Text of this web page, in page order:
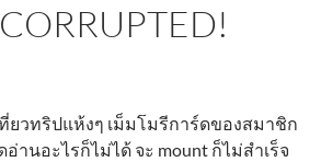
ยวทริปแห้งๆ เม็มโมรีการ์ดของสมาชิก
อ่านอะไรก็ไม่ได้ จะ mount ก็ไม่สำเร็จ